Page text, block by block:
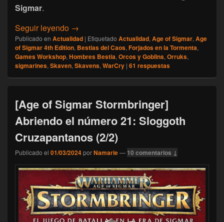
Sigmar.
Seguir leyendo [Age of Sigmar] Desaparecen las Bestias,
→
Publicado en Actualidad | Etiquetado Actualidad, Age of Sigmar, Age
of Sigmar 4th Edition, Bestias del Caos, Forjados en la Tormenta,
Games Workshop, Hombres Bestia, Orcos y Goblins, Orruks,
sigmarines, Skaven, Skavens, WarCry | 61 respuestas
[Age of Sigmar Stormbringer]
Abriendo el número 21: Sloggoth
Cruzapantanos (2/2)
Publicado el 01/03/2024porNamarie— 10 comentarios ↓